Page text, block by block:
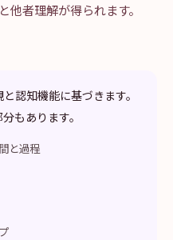
者理解が得られます。
認知機能に基づきます。
もあります。
と過程